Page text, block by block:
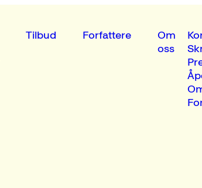
Tilbud Forfattere
Om
oss